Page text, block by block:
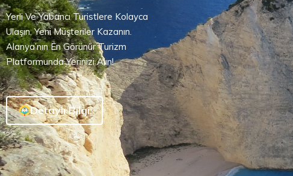
Yerli Ve Yabancı Turistlere Kolayca
Ulaşın, Yeni Müşteriler Kazanın.
Alanya’nın En Görünür Turizm
Platformunda Yerinizi Alın!
Detaylı Bilgi